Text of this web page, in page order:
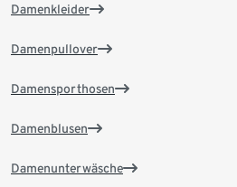
Damenkleider
Damenpullover
Damensporthosen
Damenblusen
Damenunterwäsche